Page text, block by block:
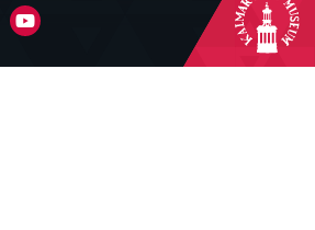
LinkedIn